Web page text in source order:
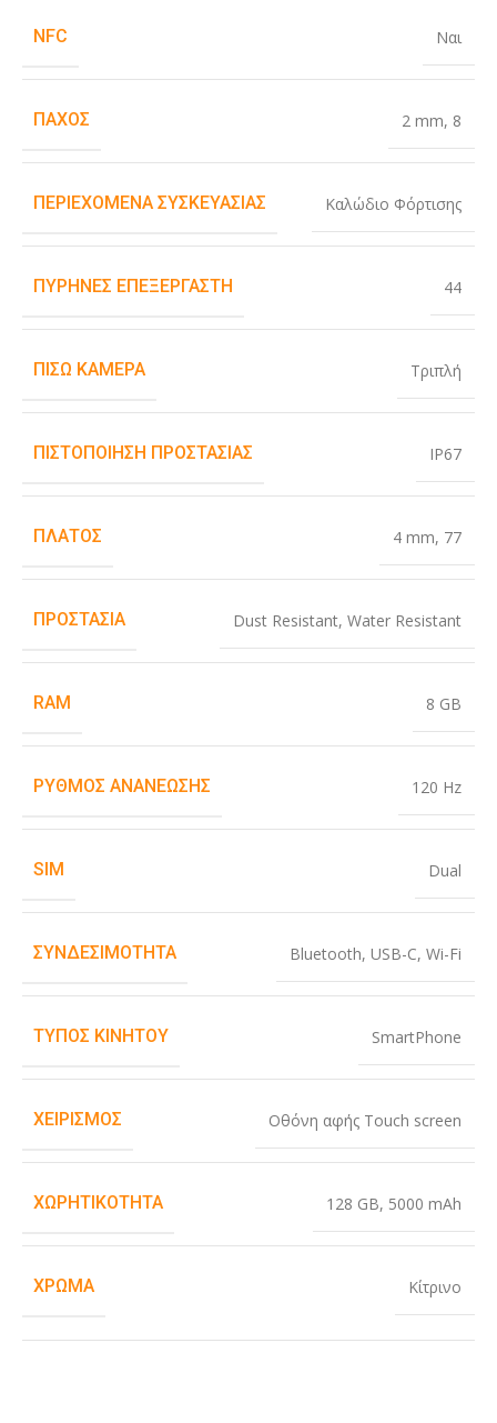
NFC Ναι
ΠΆΧΟΣ 2 mm, 8
ΠΕΡΙΕΧΌΜΕΝΑ ΣΥΣΚΕΥΑΣΊΑΣ Καλώδιο Φόρτισης
ΠΥΡΉΝΕΣ ΕΠΕΞΕΡΓΑΣΤΉ 44
ΠΊΣΩ ΚΆΜΕΡΑ Τριπλή
ΠΙΣΤΟΠΟΊΗΣΗ ΠΡΟΣΤΑΣΊΑΣ IP67
ΠΛΆΤΟΣ 4 mm, 77
ΠΡΟΣΤΑΣΊΑ Dust Resistant, Water Resistant
RAM 8 GB
ΡΥΘΜΌΣ ΑΝΑΝΈΩΣΗΣ 120 Hz
SIM Dual
ΣΥΝΔΕΣΙΜΌΤΗΤΑ Bluetooth, USB-C, Wi-Fi
ΤΎΠΟΣ ΚΙΝΗΤΟΎ SmartPhone
ΧΕΙΡΙΣΜΌΣ Οθόνη αφής Touch screen
ΧΩΡΗΤΙΚΌΤΗΤΑ 128 GB, 5000 mAh
ΧΡΏΜΑ Κίτρινο